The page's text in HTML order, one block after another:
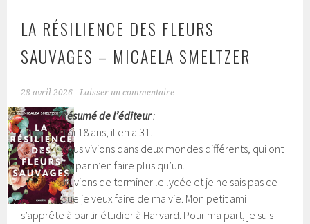
LA RÉSILIENCE DES FLEURS
SAUVAGES – MICAELA SMELTZER
28 avril 2026 Laisser un commentaire
Résumé de l’éditeur:
J’ai 18 ans, il en a 31.
Nous vivions dans deux mondes différents, qui ont
fini par n’en faire plus qu’un.
Je viens de terminer le lycée et je ne sais pas ce
que je veux faire de ma vie. Mon petit ami
s’apprête à partir étudier à Harvard. Pour ma part, je suis